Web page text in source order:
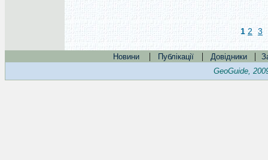
1 2 3
Новини | Публікації | Довідники |
GeoGuide,